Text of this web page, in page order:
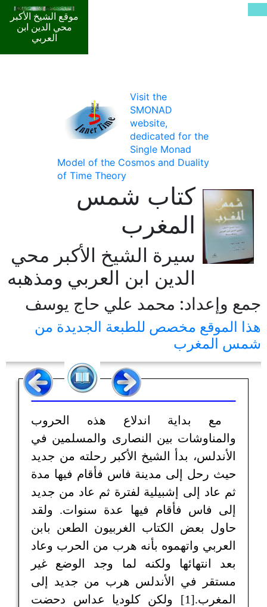
موقع الشيخ الأكبر
محي الدين ابن
العربي
Visit the
SMONAD
website,
dedicated for the
Single Monad
Model of the Cosmos and Duality
of Time Theory
كتاب شمس
المغرب
سيرة الشيخ الأكبر محي
الدين ابن العربي ومذهبه
جمع وإعداد: محمد علي حاج يوسف
هذا الموقع مخصص للطبعة الجديدة من
شمس المغرب
مع بداية اندلاع هذه الحروب
والمناوشات بين النصارى والمسلمين في
الأندلس، بدأ الشيخ الأكبر رحلته من جديد
حيث رحل إلى مدينة فاس فأقام فيها مدة
ثم عاد إلى إشبيلية لفترة ثم عاد من جديد
إلى فاس فأقام فيها عدة سنوات. ولقد
حاول بعض الكتاب الغربيون الطعن بابن
العربي واتهموه بأنه هرب من الحرب وعاد
بعد انتهائها ولكنه لما وجد الوضع غير
مستقر في الأندلس هرب من جديد إلى
المغرب.[1] ولكن كلوديا عداس دحضت